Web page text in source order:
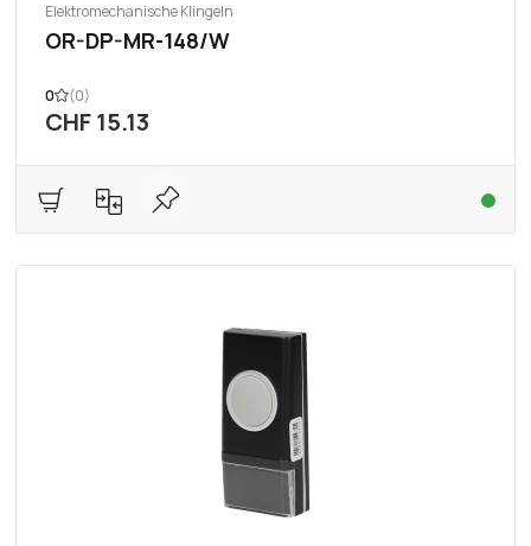
Elektromechanische Klingeln
OR-DP-MR-148/W
0 (0)
CHF 15.13